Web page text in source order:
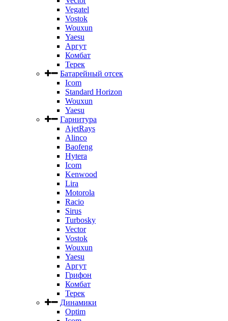
Vegatel
Vostok
Wouxun
Yaesu
Аргут
Комбат
Терек
Батарейный отсек
Icom
Standard Horizon
Wouxun
Yaesu
Гарнитура
AjetRays
Alinco
Baofeng
Hytera
Icom
Kenwood
Lira
Motorola
Racio
Sirus
Turbosky
Vector
Vostok
Wouxun
Yaesu
Аргут
Грифон
Комбат
Терек
Динамики
Optim